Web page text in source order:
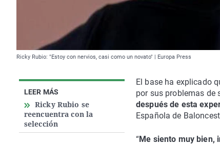
Ricky Rubio: "Estoy con nervios, casi como un novato" | Europa Press
LEER MÁS
Ricky Rubio se
reencuentra con la
selección
El base ha explicado
por sus problemas de
después de esta
Española de
“Me siento muy bien,